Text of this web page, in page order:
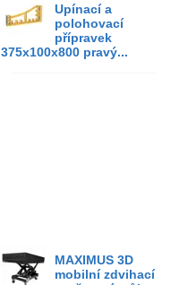
Upínací a
polohovací
přípravek
375x100x800 pravý...
MAXIMUS 3D
mobilní zdvihací